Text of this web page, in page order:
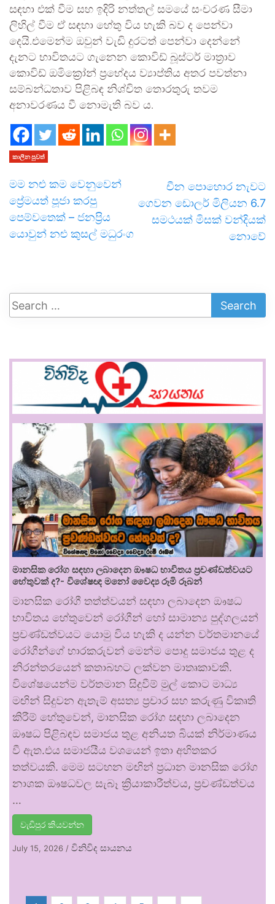
සඳහා එක් වීම සහ ඉදිරි නත්තල් සමයේ සංචරණ සීමා
ලිහිල් වීම ඒ සඳහා හේතු විය හැකි බව ද පෙන්වා
දෙයි.එමෙන්ම ඔවුන් වැඩි දුරටත් පෙන්වා දෙන්නේ
දැනට භාවිතයට ගැනෙන කොවිඩ් බූස්ටර් මාත්‍රාව
කොවිඩ් ඔමික්‍රෝන් ප්‍රභේදය ව්‍යාප්තිය අතර පවත්නා
සම්බන්ධතාව පිළිබඳ නිශ්චිත තොරතුරු තවම
අනාවරණය වී නොමැති බව ය.
කාලීන පුවත්
මම නළු කම වෙනුවෙන්
ප්‍රේමයත් පූජා කරපු
පෙම්වතෙක් – ජනප්‍රිය
යොවුන් නළු කුසල් මධුරංග
චීන පොහොර නැවට
ගෙවන ඩොලර් මිලියන 6.7
සමථයක් මිසක් වන්දියක්
නොවේ
මානසික රෝග සඳහා ලබාදෙන ඖෂධ භාවිතය ප්‍රචණ්ඩත්වයට
හේතුවක් ද?- විශේෂඥ මනෝ වෛද්‍ය රූමි රූබන්
මානසික රෝගී තත්ත්වයන් සඳහා ලබාදෙන ඖෂධ
භාවිතය හේතුවෙන් රෝගීන් හෝ සාමාන්‍ය පුද්ගලයන්
ප්‍රචණ්ඩත්වයට යොමු විය හැකි ද යන්න වර්තමානයේ
රෝගීන්ගේ භාරකරුවන් මෙන්ම පොදු සමාජය තුළ ද
නිරන්තරයෙන් කතාබහට ලක්වන මාතෘකාවකි.
විශේෂයෙන්ම වර්තමාන සිදුවීම් මුල් කොට මාධ්‍ය
මඟින් සිදුවන ඇතැම් අසත්‍ය ප්‍රචාර සහ කරුණු විකෘති
කිරීම් හේතුවෙන්, මානසික රෝග සඳහා ලබාදෙන
ඖෂධ පිළිබඳව සමාජය තුළ අනියත බියක් නිර්මාණය
වී ඇත.එය සමාජයීය වශයෙන් ඉතා අහිතකර
තත්වයකි. මෙම සටහන මඟින් ප්‍රධාන මානසික රෝග
නාශක ඖෂධවල සැබෑ ක්‍රියාකාරීත්වය, ප්‍රචණ්ඩත්වය
…
වැඩිපුර කියවන්න
July 15, 2026 / විනිවිද සායනය